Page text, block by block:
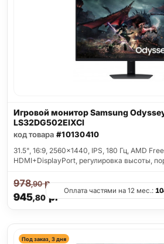
Игровой монитор Samsung
LS32DG502EIXCI
код товара #10130410
31.5", 16:9, 2560x1440, IPS, 180 Гц, AMD
HDMI+DisplayPort, регулировка высоты,
945,80р.
978,90р.
Оплата частями на 12 мес.:
Под заказ, 3 дня